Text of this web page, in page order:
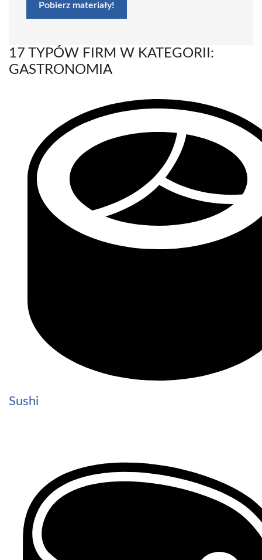
Pobierz materiały!
17 TYPÓW FIRM W KATEGORII:
GASTRONOMIA
Sushi